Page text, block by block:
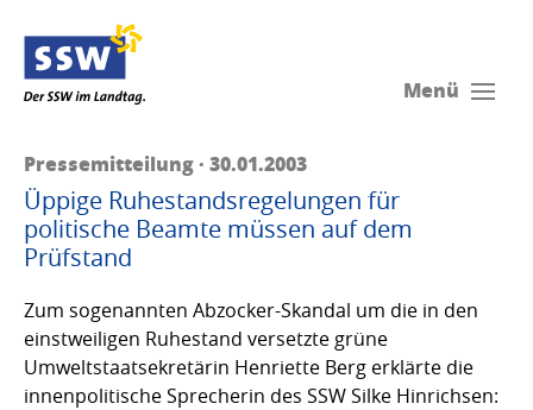
Menü
Pressemitteilung · 30.01.2003
Üppige Ruhestandsregelungen für
politische Beamte müssen auf dem
Prüfstand
Zum sogenannten Abzocker-Skandal um die in den
einstweiligen Ruhestand versetzte grüne
Umweltstaatsekretärin Henriette Berg erklärte die
innenpolitische Sprecherin des SSW Silke Hinrichsen: